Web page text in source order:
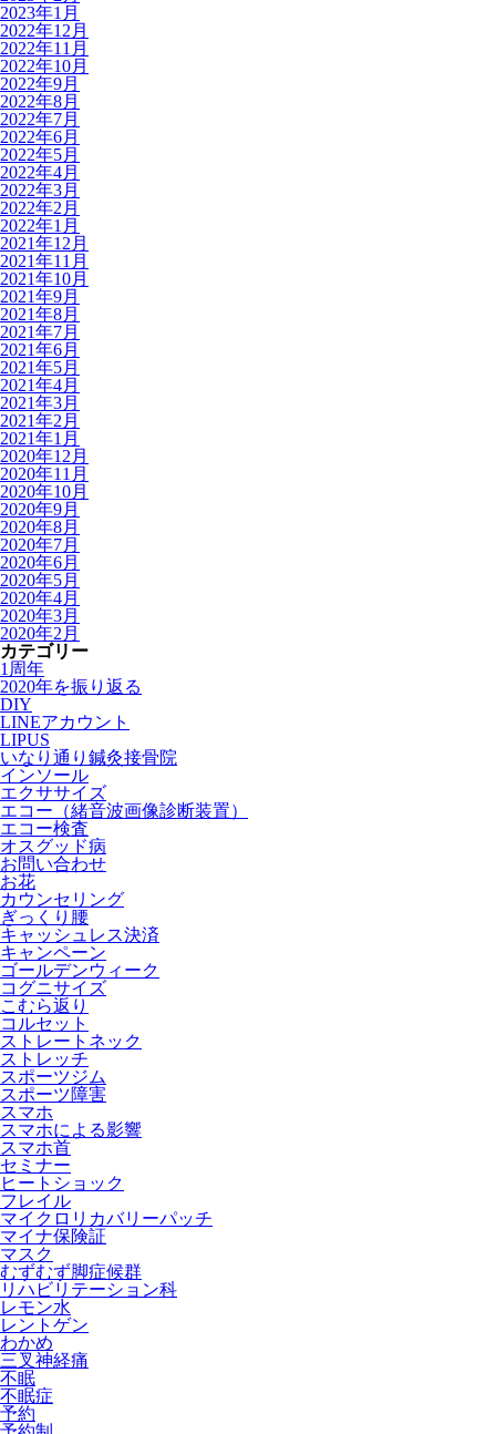
2023年1月
2022年12月
2022年11月
2022年10月
2022年9月
2022年8月
2022年7月
2022年6月
2022年5月
2022年4月
2022年3月
2022年2月
2022年1月
2021年12月
2021年11月
2021年10月
2021年9月
2021年8月
2021年7月
2021年6月
2021年5月
2021年4月
2021年3月
2021年2月
2021年1月
2020年12月
2020年11月
2020年10月
2020年9月
2020年8月
2020年7月
2020年6月
2020年5月
2020年4月
2020年3月
2020年2月
カテゴリー
1周年
2020年を振り返る
DIY
LINEアカウント
LIPUS
いなり通り鍼灸接骨院
インソール
エクササイズ
エコー（緒音波画像診断装置）
エコー検査
オスグッド病
お問い合わせ
お花
カウンセリング
ぎっくり腰
キャッシュレス決済
キャンペーン
ゴールデンウィーク
コグニサイズ
こむら返り
コルセット
ストレートネック
ストレッチ
スポーツジム
スポーツ障害
スマホ
スマホによる影響
スマホ首
セミナー
ヒートショック
フレイル
マイクロリカバリーパッチ
マイナ保険証
マスク
むずむず脚症候群
リハビリテーション科
レモン水
レントゲン
わかめ
三叉神経痛
不眠
不眠症
予約